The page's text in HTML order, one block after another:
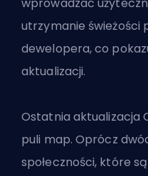
utrzymanie
dewelopera, co
aktualizacji.
Ostatnia aktualizacja
puli map. Oprócz
społeczności, które